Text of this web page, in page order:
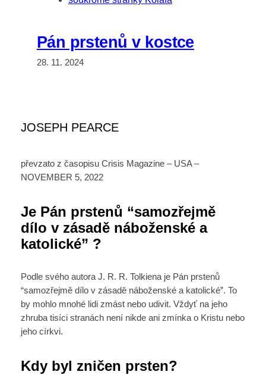
Pán prstenů v kostce
28. 11. 2024
JOSEPH PEARCE
převzato z časopisu Crisis Magazine – USA –
NOVEMBER 5, 2022
Je Pán prstenů “samozřejmě
dílo v zásadě náboženské a
katolické” ?
Podle svého autora J. R. R. Tolkiena je Pán prstenů
“samozřejmě dílo v zásadě náboženské a katolické”. To
by mohlo mnohé lidi zmást nebo udivit. Vždyť na jeho
zhruba tisíci stranách není nikde ani zmínka o Kristu nebo
jeho církvi.
Kdy byl zničen prsten?